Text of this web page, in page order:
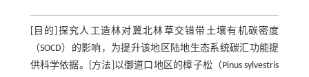
[目的]探究人工造林对冀北林草交错带土壤有机碳密度
（SOCD）的影响，为提升该地区陆地生态系统碳汇功能提
供科学依据。[方法]以御道口地区的樟子松（Pinus sylvestris